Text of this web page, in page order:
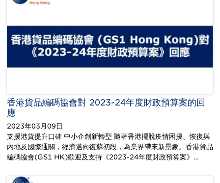
香港貨品編碼協會對 2023-24年度財政預算案的回
應
2023年03月09日
支援港貨提升口碑 中小企創新轉型 隨著香港擺脫疫情困擾、恢復與
內地及國際通關，經濟邁向復蘇初段，為業界帶來新景象。香港貨品
編碼協會(GS1 HK)歡迎及支持《2023-24年度財政預算案》…